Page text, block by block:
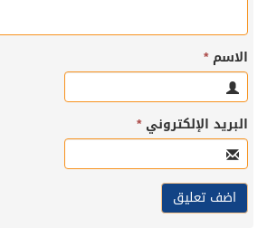
الاسم*
البريد الإلكتروني*